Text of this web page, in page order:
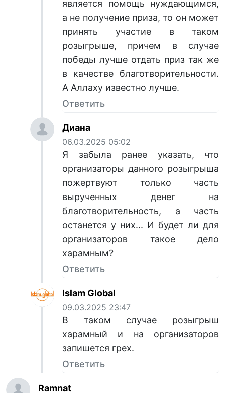
является помощь нуждающимся,
а не получение приза, то он может
принять участие в таком
розыгрыше, причем в случае
победы лучше отдать приз так же
в качестве благотворительности.
А Аллаху известно лучше.
Ответить
Диана
06.03.2025 05:02
Я забыла ранее указать, что
организаторы данного розыгрыша
пожертвуют только часть
вырученных денег на
благотворительность, а часть
останется у них... И будет ли для
организаторов такое дело
харамным?
Ответить
Islam Global
09.03.2025 23:47
В таком случае розыгрыш
харамный и на организаторов
запишется грех.
Ответить
Ramnat